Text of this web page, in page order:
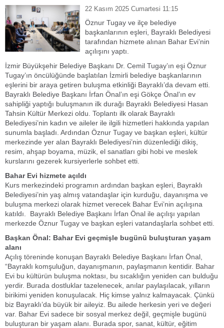
22 Kasım 2025 Cumartesi 11:15
Öznur Tugay ve ilçe belediye
başkanlarının eşleri, Bayraklı Belediyesi
tarafından hizmete alınan Bahar Evi’nin
açılışını yaptı.
İzmir Büyükşehir Belediye Başkanı Dr. Cemil Tugay’ın eşi Öznur
Tugay’ın öncülüğünde başlatılan İzmirli belediye başkanlarının
eşlerini bir araya getiren buluşma etkinliği Bayraklı’da devam etti.
Bayraklı Belediye Başkanı İrfan Önal’ın eşi Gökçe Önal’ın ev
sahipliği yaptığı buluşmanın ilk durağı Bayraklı Belediyesi Hasan
Tahsin Kültür Merkezi oldu. Toplantı ilk olarak Bayraklı
Belediyesi’nin kadın ve aileler ile ilgili hizmetleri hakkında yapılan
sunumla başladı. Ardından Öznur Tugay ve başkan eşleri, kültür
merkezinde yer alan Bayraklı Belediyesi’nin düzenlediği dikiş,
resim, ahşap boyama, müzik, el sanatları gibi hobi ve meslek
kurslarını gezerek kursiyerlerle sohbet etti.
Bahar Evi hizmete açıldı
Kurs merkezindeki programın ardından başkan eşleri, Bayraklı
Belediyesi’nin yaş almış vatandaşlar için kurduğu, dayanışma ve
buluşma merkezi olarak hizmet verecek Bahar Evi’nin açılışına
katıldı. Bayraklı Belediye Başkanı İrfan Önal ile açılışı yapılan
merkezde Öznur Tugay ve başkan eşleri vatandaşlarla sohbet etti.
Başkan Önal: Bahar Evi geçmişle bugünü buluşturan yaşam
alanı
Açılış töreninde konuşan Bayraklı Belediye Başkanı İrfan Önal,
“Bayraklı komşuluğun, dayanışmanın, paylaşmanın kentidir. Bahar
Evi bu kültürün buluşma noktası, bu sıcaklığın yeniden can bulduğu
yerdir. Burada dostluklar tazelenecek, anılar paylaşılacak, yılların
birikimi yeniden konuşulacak. Hiç kimse yalnız kalmayacak. Çünkü
biz Bayraklı’da büyük bir aileyiz. Bu ailede herkesin yeri ve değeri
var. Bahar Evi sadece bir sosyal merkez değil, geçmişle bugünü
buluşturan bir yaşam alanı. Burada spor, sanat, kültür, eğitim